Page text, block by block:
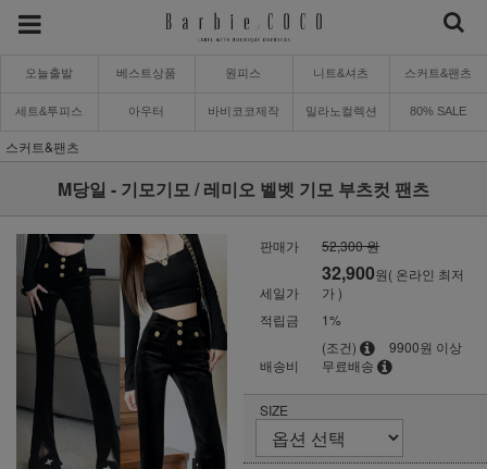
오늘출발 베스트상품 원피스 니트&셔츠 스커트&팬츠
세트&투피스 아우터 바비코코제작 밀라노컬렉션 80% SALE
스커트&팬츠
M당일 - 기모기모 / 레미오 벨벳 기모 부츠컷 팬츠
판매가 52,300 원
세일가
32,900원( 온라인 최저
가 )
적립금
1%
배송비
(조건)
9900원 이상
무료배송
SIZE